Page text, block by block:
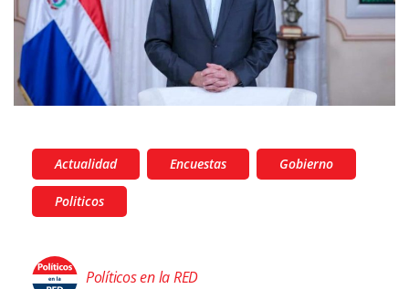
Actualidad Encuestas Gobierno
Politicos
Políticos en la RED